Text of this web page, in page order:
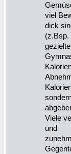
viel
dick
(z.Bsp.
Viele
und